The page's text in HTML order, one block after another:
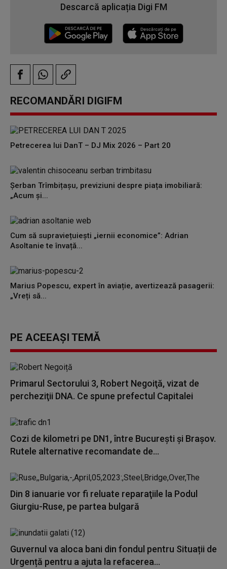
Descarcă aplicația Digi FM
RECOMANDĂRI DIGIFM
Petrecerea lui DanT – DJ Mix 2026 – Part 20
Șerban Trîmbițașu, previziuni despre piața imobiliară:
„Acum și...
Cum să supraviețuiești „iernii economice”: Adrian
Asoltanie te învață...
Marius Popescu, expert în aviație, avertizează pasagerii:
„Vreți să...
PE ACEEAȘI TEMĂ
Primarul Sectorului 3, Robert Negoiţă, vizat de
percheziţii DNA. Ce spune prefectul Capitalei
Cozi de kilometri pe DN1, între București și Brașov.
Rutele alternative recomandate de...
Din 8 ianuarie vor fi reluate reparaţiile la Podul
Giurgiu-Ruse, pe partea bulgară
Guvernul va aloca bani din fondul pentru Situații de
Urgență pentru a ajuta la refacerea...